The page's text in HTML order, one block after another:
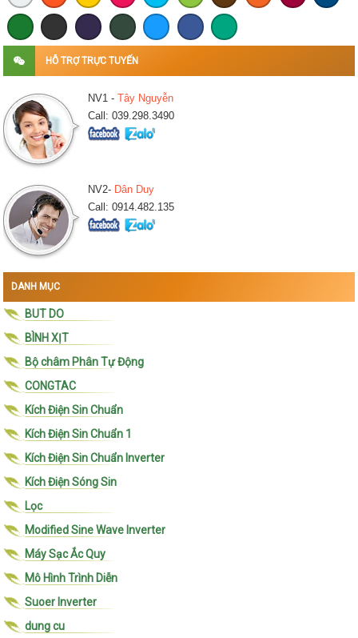
HỖ TRỢ TRỰC TUYẾN
NV1 - Tây Nguyễn
Call: 039.298.3490
NV2- Dân Duy
Call: 0914.482.135
DANH MỤC
BUT DO
BÌNH XỊT
Bộ châm Phân Tự Động
CONGTAC
Kích Điện Sin Chuẩn
Kích Điện Sin Chuẩn 1
Kích Điện Sin Chuẩn Inverter
Kích Điện Sóng Sin
Lọc
Modified Sine Wave Inverter
Máy Sạc Ắc Quy
Mô Hình Trình Diễn
Suoer Inverter
dung cu